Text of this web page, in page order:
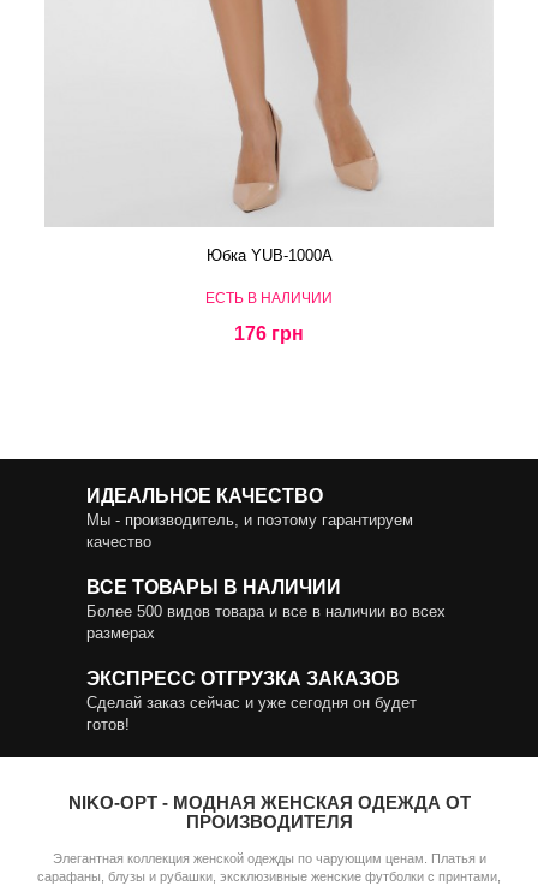
Юбка YUB-1000A
ЕСТЬ В НАЛИЧИИ
176 грн
ИДЕАЛЬНОЕ КАЧЕСТВО
Мы - производитель, и поэтому гарантируем
качество
ВСЕ ТОВАРЫ В НАЛИЧИИ
Более 500 видов товара и все в наличии во всех
размерах
ЭКСПРЕСС ОТГРУЗКА ЗАКАЗОВ
Сделай заказ сейчас и уже сегодня он будет
готов!
NIKO-OPT - МОДНАЯ ЖЕНСКАЯ ОДЕЖДА ОТ
ПРОИЗВОДИТЕЛЯ
Элегантная коллекция женской одежды по чарующим ценам. Платья и
сарафаны, блузы и рубашки, эксклюзивные женские футболки с принтами,